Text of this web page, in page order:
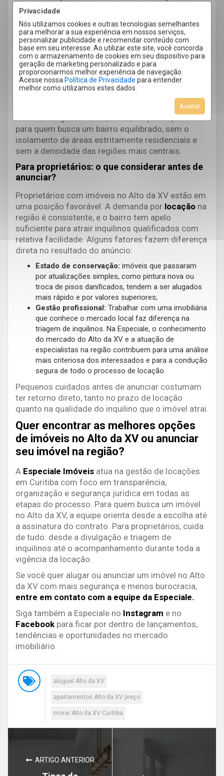
Privacidade
Nós utilizamos cookies e outras tecnologias semelhantes
para melhorar a sua experiência em nossos serviços,
personalizar publicidade e recomendar conteúdo com
base em seu interesse. Ao utilizar este site, você concorda
com o armazenamento de cookies em seu dispositivo para
geração de marketing personalizado e para
proporcionarmos melhor experiência de navegação.
Acesse nossa Política de Privacidade para entender
melhor como utilizamos estes dados.
Aceitar
facilidade de deslocamento;
iluminadas, praças acessíveis e infraestrutura de
serviços para facilitar a rotina;
Moradores mais velhos que já vivem no bairro há
décadas, o que contribui para o caráter tranquilo e
estabelecido da região;
Pessoas que querem viver perto do Centro sem
abrir mão de uma vizinhança com identidade própria
Essa heterogeneidade é, em si, um ponto positivo
para quem busca um bairro equilibrado, sem o
isolamento de áreas estritamente residenciais e
sem a densidade das regiões mais centrais.
Para proprietários: o que considerar antes de
anunciar?
Proprietários com imóveis no Alto da XV estão em
uma posição favorável. A demanda por locação na
região é consistente, e o bairro tem apelo
suficiente para atrair inquilinos qualificados com
relativa facilidade. Alguns fatores fazem diferença
direta no resultado do anúncio:
Estado de conservação: imóveis que passaram
por atualizações simples, como pintura nova ou
troca de pisos danificados, tendem a ser alugados
mais rápido e por valores superiores;
Gestão profissional: Trabalhar com uma imobiliária
que conhece o mercado local faz diferença na
triagem de inquilinos. Na Especiale, o conhecimento
do mercado do Alto da XV e a atuação de
especialistas na região contribuem para uma análise
mais criteriosa dos interessados e para a condução
segura de todo o processo de locação.
Pequenos cuidados antes de anunciar costumam
ter retorno direto, tanto no prazo de locação
quanto na qualidade do inquilino que o imóvel atrai.
Quer encontrar as melhores opções
de imóveis no Alto da XV ou anunciar
seu imóvel na região?
A Especiale Imóveis atua na gestão de locações
em Curitiba com foco em transparência,
organização e segurança jurídica em todas as
etapas do processo. Para quem busca um imóvel
no Alto da XV, a equipe orienta desde a escolha até
a assinatura do contrato. Para proprietários, cuida
de tudo: desde a divulgação e triagem de
inquilinos até o acompanhamento durante toda a
vigência da locação.
Se você quer alugar ou anunciar um imóvel no Alto
da XV com mais segurança e menos burocracia,
entre em contato com a equipe da Especiale.
Siga também a Especiale no Instagram e no
Facebook para ficar por dentro de lançamentos,
tendências e oportunidades no mercado
imobiliário.
aluguel Alto da XV
apartamentos Alto da XV preço
morar Alto da XV Curitiba
ARTIGO ANTERIOR